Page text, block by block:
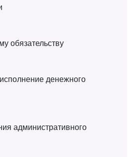
обязательству
денежного
административного